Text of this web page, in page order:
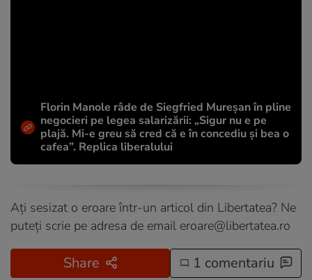
Florin Manole râde de Siegfried Mureșan în pline
negocieri pe legea salarizării: „Sigur nu e pe
plajă. Mi-e greu să cred că e în concediu și bea o
cafea”. Replica liberalului
Ați sesizat o eroare într-un articol din Libertatea? Ne
puteți scrie pe adresa de email eroare@libertatea.ro
Share 1 comentariu